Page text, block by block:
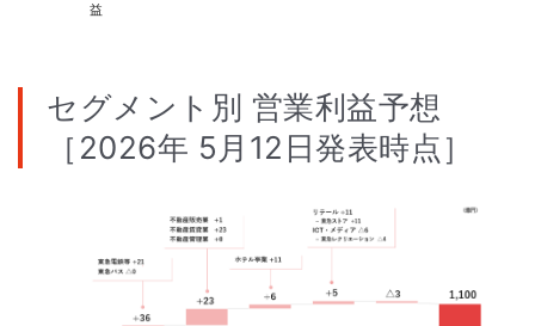
益
セグメント別 営業利益予想
［2026年 5月12日発表時点］